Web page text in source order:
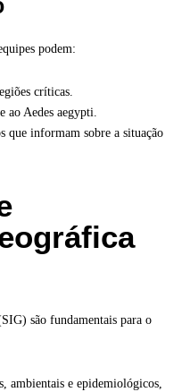
podem:
críticas.
ao Aedes aegypti.
que informam sobre a situação
são fundamentais para o
ambientais e epidemiológicos,